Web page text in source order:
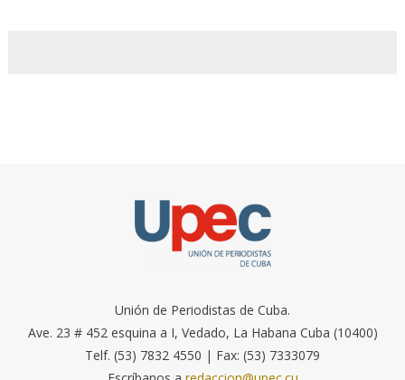
Unión de Periodistas de Cuba.
Ave. 23 # 452 esquina a I, Vedado, La Habana Cuba (10400)
Telf. (53) 7832 4550 | Fax: (53) 7333079